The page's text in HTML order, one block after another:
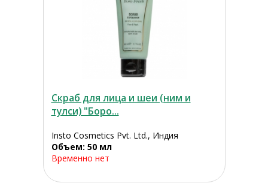
Скраб для лица и шеи (ним и
тулси) "Боро...
Insto Cosmetics Pvt. Ltd., Индия
Объем: 50 мл
Временно нет